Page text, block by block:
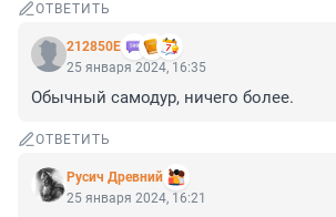
ОТВЕТИТЬ
212850Е
25 января 2024, 16:35
Обычный самодур, ничего более.
ОТВЕТИТЬ
Русич Древний
25 января 2024, 16:21